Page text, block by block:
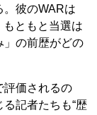
。彼のWARは
ともと当選は
」の前歴がどの
価されるの
記者たちも“歴